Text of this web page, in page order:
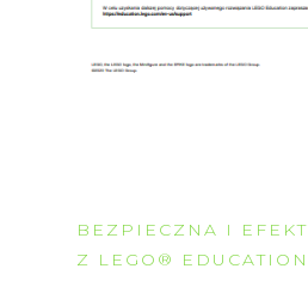
BEZPIECZNA I
Z LEGO® EDUCATION